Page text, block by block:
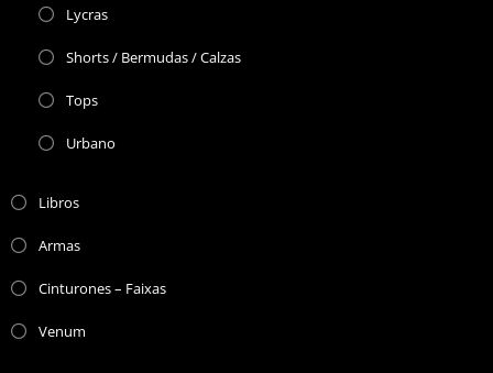
Lycras
Shorts / Bermudas / Calzas
Tops
Urbano
Libros
Armas
Cinturones – Faixas
Venum